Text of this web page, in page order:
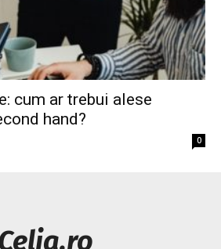
cum ar trebui alese
hand?
0